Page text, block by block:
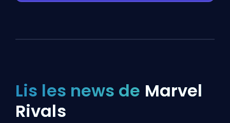
Lis les news de Marvel
Rivals